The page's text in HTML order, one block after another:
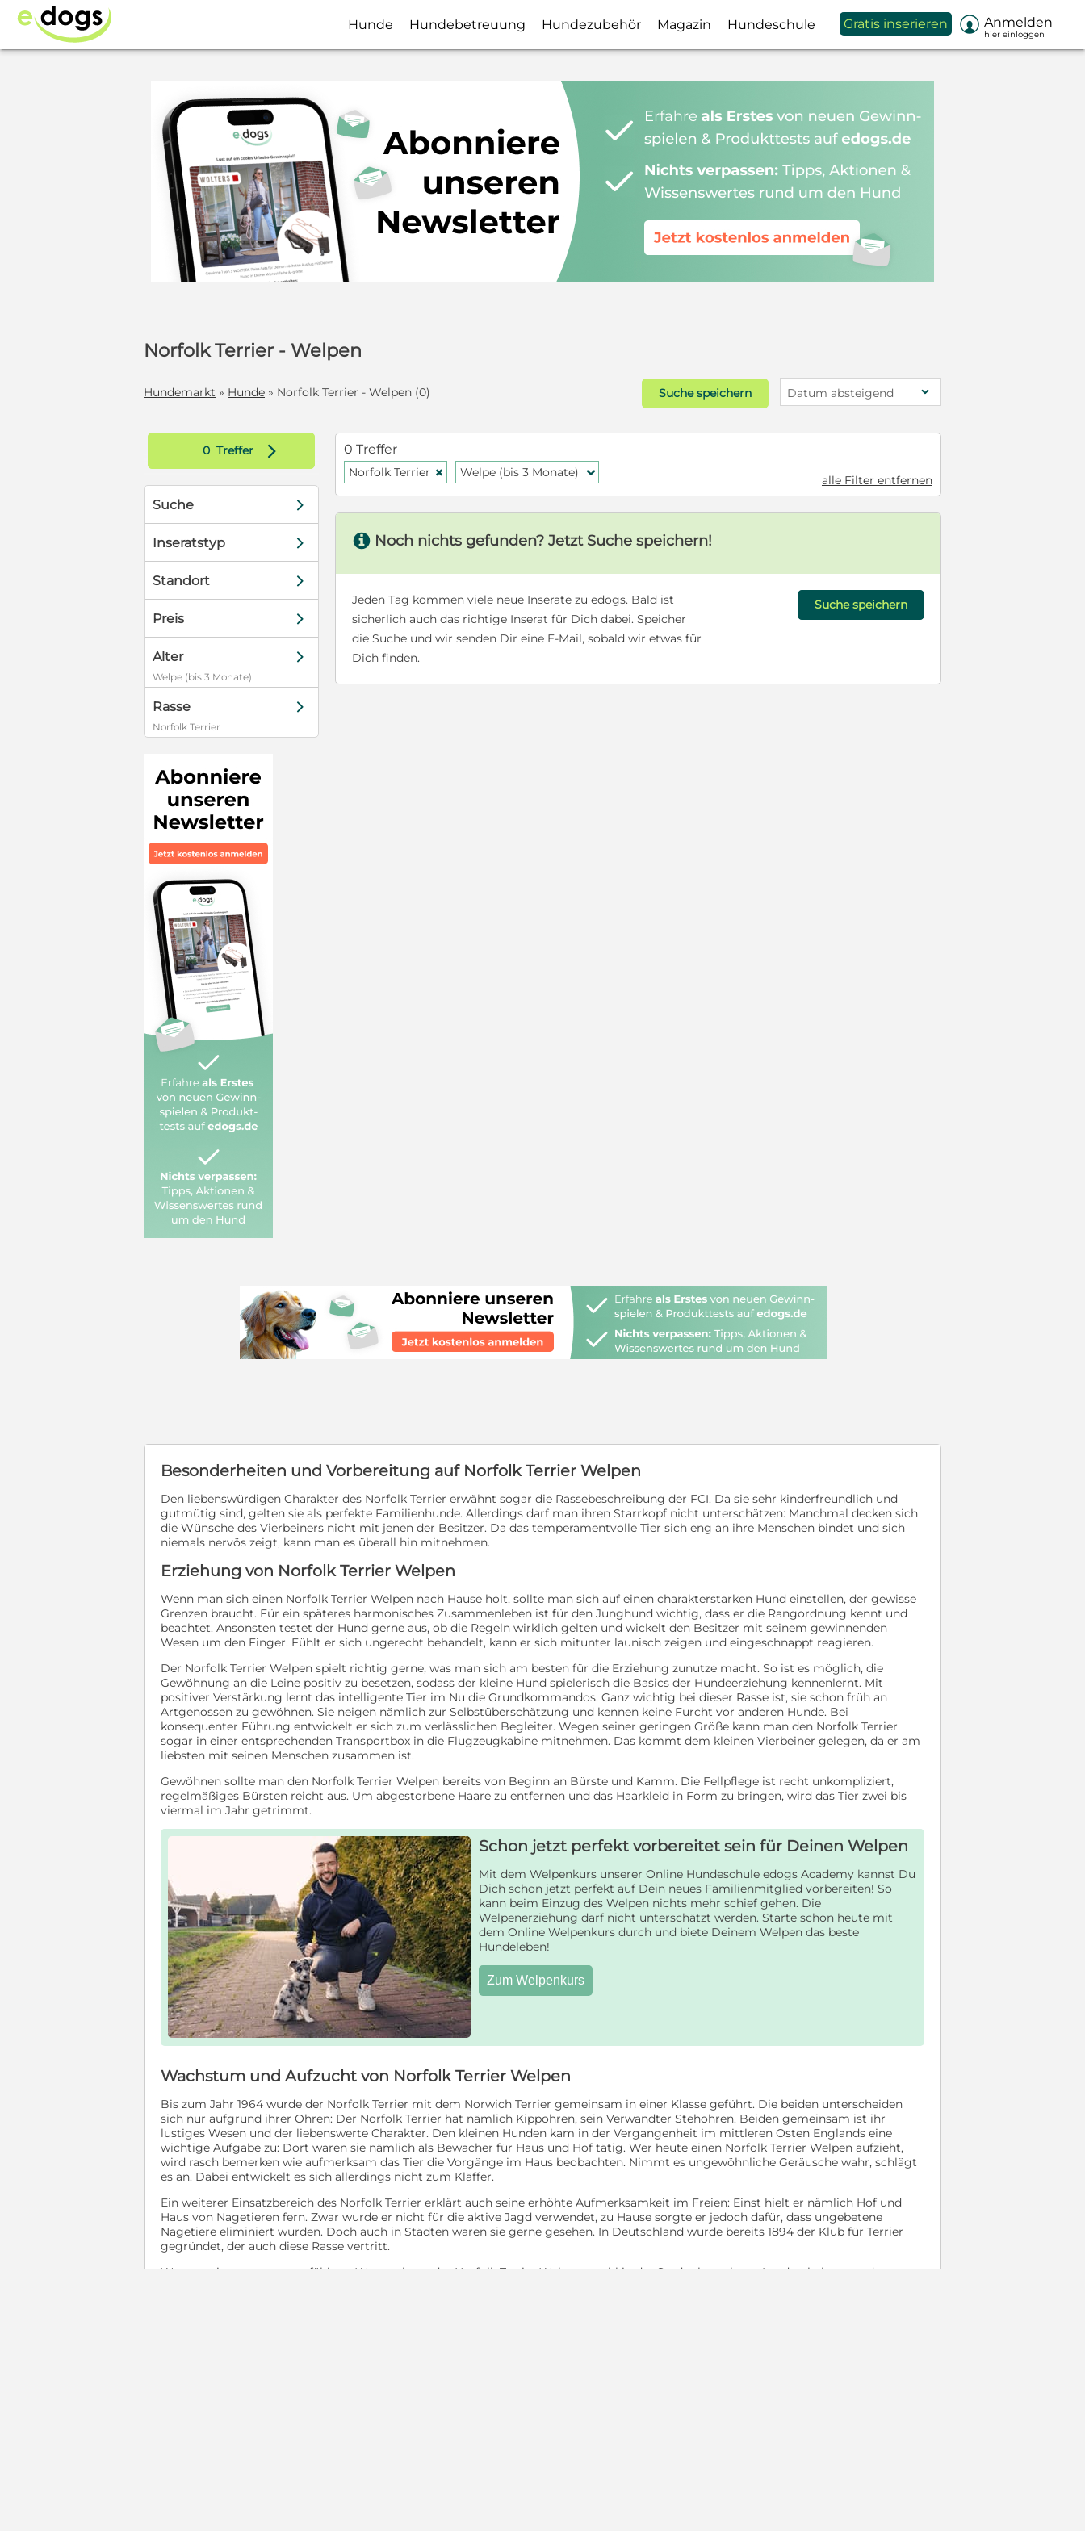
Hunde Hundebetreuung Hundezubehör Magazin Hundeschule Gratis inserieren  Anmelden
hier einloggen
Norfolk Terrier - Welpen
Hundemarkt » Hunde » Norfolk Terrier - Welpen (0) Suche speichern Datum absteigend
0 Treffer d
Suche d
Inseratstyp d
Standort d
Preis d
Alter d
Welpe (bis 3 Monate)
Rasse d
Norfolk Terrier
0 Treffer
Norfolk Terrier H Welpe (bis 3 Monate) f
alle Filter entfernen
s Noch nichts gefunden? Jetzt Suche speichern!
Jeden Tag kommen viele neue Inserate zu edogs. Bald ist
sicherlich auch das richtige Inserat für Dich dabei. Speicher
die Suche und wir senden Dir eine E-Mail, sobald wir etwas für
Dich finden.
Suche speichern
Besonderheiten und Vorbereitung auf Norfolk Terrier Welpen
Den liebenswürdigen Charakter des Norfolk Terrier erwähnt sogar die Rassebeschreibung der FCI. Da sie sehr kinderfreundlich und
gutmütig sind, gelten sie als perfekte Familienhunde. Allerdings darf man ihren Starrkopf nicht unterschätzen: Manchmal decken sich
die Wünsche des Vierbeiners nicht mit jenen der Besitzer. Da das temperamentvolle Tier sich eng an ihre Menschen bindet und sich
niemals nervös zeigt, kann man es überall hin mitnehmen.
Erziehung von Norfolk Terrier Welpen
Wenn man sich einen Norfolk Terrier Welpen nach Hause holt, sollte man sich auf einen charakterstarken Hund einstellen, der gewisse
Grenzen braucht. Für ein späteres harmonisches Zusammenleben ist für den Junghund wichtig, dass er die Rangordnung kennt und
beachtet. Ansonsten testet der Hund gerne aus, ob die Regeln wirklich gelten und wickelt den Besitzer mit seinem gewinnenden
Wesen um den Finger. Fühlt er sich ungerecht behandelt, kann er sich mitunter launisch zeigen und eingeschnappt reagieren.
Der Norfolk Terrier Welpen spielt richtig gerne, was man sich am besten für die Erziehung zunutze macht. So ist es möglich, die
Gewöhnung an die Leine positiv zu besetzen, sodass der kleine Hund spielerisch die Basics der Hundeerziehung kennenlernt. Mit
positiver Verstärkung lernt das intelligente Tier im Nu die Grundkommandos. Ganz wichtig bei dieser Rasse ist, sie schon früh an
Artgenossen zu gewöhnen. Sie neigen nämlich zur Selbstüberschätzung und kennen keine Furcht vor anderen Hunde. Bei
konsequenter Führung entwickelt er sich zum verlässlichen Begleiter. Wegen seiner geringen Größe kann man den Norfolk Terrier
sogar in einer entsprechenden Transportbox in die Flugzeugkabine mitnehmen. Das kommt dem kleinen Vierbeiner gelegen, da er am
liebsten mit seinen Menschen zusammen ist.
Gewöhnen sollte man den Norfolk Terrier Welpen bereits von Beginn an Bürste und Kamm. Die Fellpflege ist recht unkompliziert,
regelmäßiges Bürsten reicht aus. Um abgestorbene Haare zu entfernen und das Haarkleid in Form zu bringen, wird das Tier zwei bis
viermal im Jahr getrimmt.
Schon jetzt perfekt vorbereitet sein für Deinen Welpen
Mit dem Welpenkurs unserer Online Hundeschule edogs Academy kannst Du
Dich schon jetzt perfekt auf Dein neues Familienmitglied vorbereiten! So
kann beim Einzug des Welpen nichts mehr schief gehen. Die
Welpenerziehung darf nicht unterschätzt werden. Starte schon heute mit
dem Online Welpenkurs durch und biete Deinem Welpen das beste
Hundeleben!
Zum Welpenkurs
Wachstum und Aufzucht von Norfolk Terrier Welpen
Bis zum Jahr 1964 wurde der Norfolk Terrier mit dem Norwich Terrier gemeinsam in einer Klasse geführt. Die beiden unterscheiden
sich nur aufgrund ihrer Ohren: Der Norfolk Terrier hat nämlich Kippohren, sein Verwandter Stehohren. Beiden gemeinsam ist ihr
lustiges Wesen und der liebenswerte Charakter. Den kleinen Hunden kam in der Vergangenheit im mittleren Osten Englands eine
wichtige Aufgabe zu: Dort waren sie nämlich als Bewacher für Haus und Hof tätig. Wer heute einen Norfolk Terrier Welpen aufzieht,
wird rasch bemerken wie aufmerksam das Tier die Vorgänge im Haus beobachten. Nimmt es ungewöhnliche Geräusche wahr, schlägt
es an. Dabei entwickelt es sich allerdings nicht zum Kläffer.
Ein weiterer Einsatzbereich des Norfolk Terrier erklärt auch seine erhöhte Aufmerksamkeit im Freien: Einst hielt er nämlich Hof und
Haus von Nagetieren fern. Zwar wurde er nicht für die aktive Jagd verwendet, zu Hause sorgte er jedoch dafür, dass ungebetene
Nagetiere eliminiert wurden. Doch auch in Städten waren sie gerne gesehen. In Deutschland wurde bereits 1894 der Klub für Terrier
gegründet, der auch diese Rasse vertritt.
Wegen seines anpassungsfähigen Wesens kann der Norfolk Terrier Welpe sowohl in der Stadt als auch am Land gehalten werden.